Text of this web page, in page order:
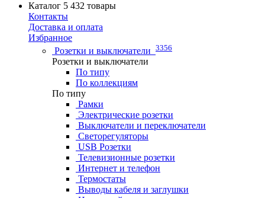
Каталог 5 432 товары
Контакты
Доставка и оплата
Избранное
Розетки и выключатели 3356
Розетки и выключатели
По типу
По коллекциям
По типу
Рамки
Электрические розетки
Выключатели и переключатели
Светорегуляторы
USB Розетки
Телевизионные розетки
Интернет и телефон
Термостаты
Выводы кабеля и заглушки